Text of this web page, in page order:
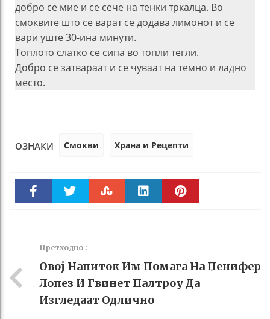
добро се мие и се сече на тенки тркалца. Во
смоквите што се варат се додава лимонот и се
вари уште 30-ина минути.
Топлото слатко се сипа во топли тегли.
Добро се затвараат и се чуваат на темно и ладно
место.
ОЗНАКИ Смокви Храна и Рецепти
Претходно :
Овој Напиток Им Помага На Џенифер
Лопез И Гвинет Палтроу Да
Изгледаат Одлично